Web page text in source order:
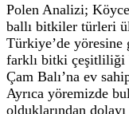
Polen Analizi;
ballı bitkiler türleri
Türkiye’de yöresine
farklı bitki çeşitliliği
Çam Balı’na ev
Ayrıca yöremizde
olduklarından